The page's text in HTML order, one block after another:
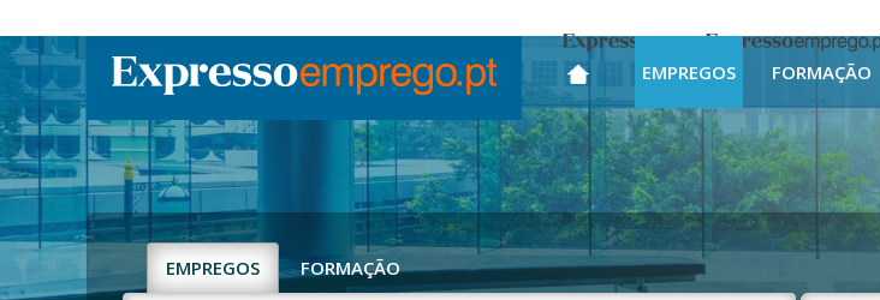
Expresso Expresso Emprego
EMPREGOS FORMAÇÃO
EMPREGOS FORMAÇÃO